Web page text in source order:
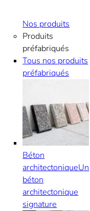
contenu
Nos produits
Produits
préfabriqués
Tous nos produits
préfabriqués
Béton
architectoniqueUn
béton
architectonique
signature